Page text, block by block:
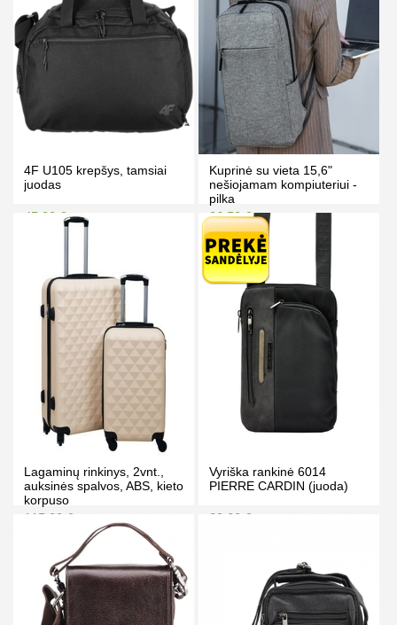
4F U105 krepšys, tamsiai
juodas
45.00 € 49.00 €
Kuprinė su vieta 15,6"
nešiojamam kompiuteriui -
pilka
26.50 €
Kaina prisijungus
Lagaminų rinkinys, 2vnt.,
auksinės spalvos, ABS, kieto
korpuso
115.00 €
Kaina prisijungus
PIRKTI
Vyriška rankinė 6014
PIERRE CARDIN (juoda)
29.00 €
PIRKTI